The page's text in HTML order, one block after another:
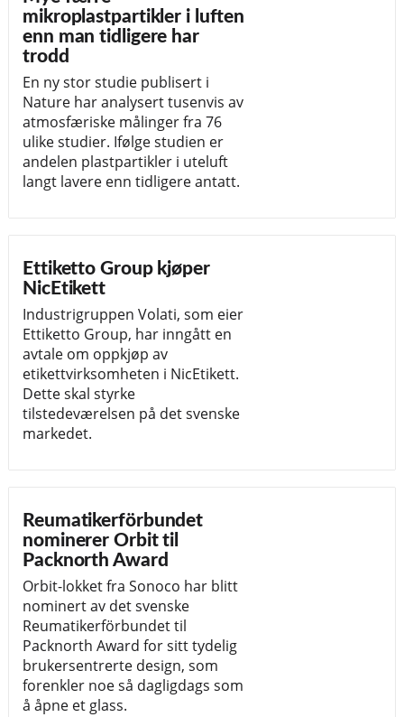
mikroplastpartikler i luften
enn man tidligere har
trodd
En ny stor studie publisert i
Nature har analysert tusenvis av
atmosfæriske målinger fra 76
ulike studier. Ifølge studien er
andelen plastpartikler i uteluft
langt lavere enn tidligere antatt.
Ettiketto Group kjøper
NicEtikett
Industrigruppen Volati, som eier
Ettiketto Group, har inngått en
avtale om oppkjøp av
etikettvirksomheten i NicEtikett.
Dette skal styrke
tilstedeværelsen på det svenske
markedet.
Reumatikerförbundet
nominerer Orbit til
Packnorth Award
Orbit-lokket fra Sonoco har blitt
nominert av det svenske
Reumatikerförbundet til
Packnorth Award for sitt tydelig
brukersentrerte design, som
forenkler noe så dagligdags som
å åpne et glass.